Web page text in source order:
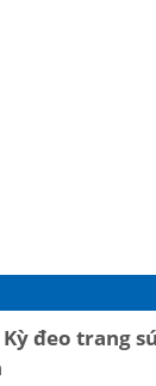
đeo trang